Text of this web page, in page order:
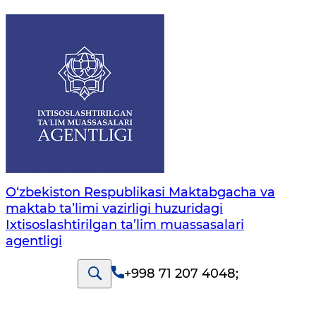
O‘zbekiston Respublikasi Maktabgacha va
maktab ta’limi vazirligi huzuridagi
Ixtisoslashtirilgan ta’lim muassasalari
agentligi
+998 71 207 4048;